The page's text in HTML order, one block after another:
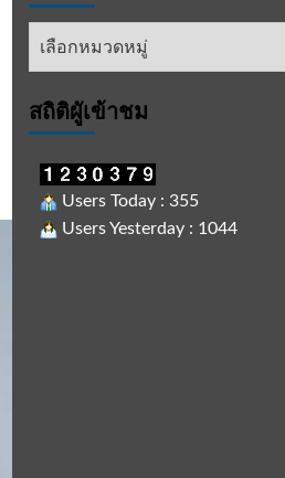
หัวข้อ
สถิติผูัเข้าชม
Users Today : 355
Users Yesterday : 1044